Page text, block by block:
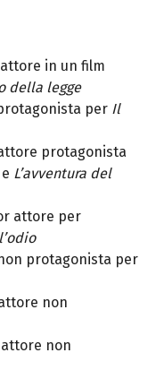
attore in un film
della legge
per Il
attore protagonista
L’avventura del
attore per
protagonista per
non
attore non